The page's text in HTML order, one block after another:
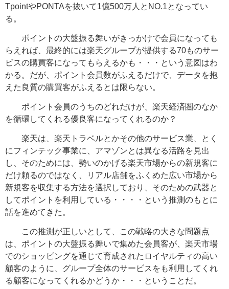
TpointやPONTAを抜いて1億500万人とNO.1となってい
る。
ポイントの大盤振る舞いがきっかけで会員になっても
らえれば、最終的には楽天グループが提供する70ものサー
ビスの購買客になってもらえるかも・・・という意図はわ
かる。だが、ポイント会員数がふえるだけで、データを抱
えた良質の購買客がふえるとは限らない。
ポイント会員のうちのどれだけが、楽天経済圏のなか
を循環してくれる優良客になってくれるのか？
楽天は、楽天トラベルとかその他のサービス業、とく
にフィンテック事業に、アマゾンとは異なる活路を見出
し、そのためには、勢いのかげる楽天市場からの新規客に
だけ頼るのではなく、リアル店舗をふくめた広い市場から
新規客を収集する方法を選択しており、そのための武器と
してポイントを利用している・・・・という推測のもとに
話を進めてきた。
この推測が正しいとして、この戦略の大きな問題点
は、ポイントの大盤振る舞いで集めた会員客が、楽天市場
でのショッピングを通じて育成されたロイヤルティの高い
顧客のように、グループ全体のサービスをも利用してくれ
る顧客になってくれるかどうか・・・ということだ。